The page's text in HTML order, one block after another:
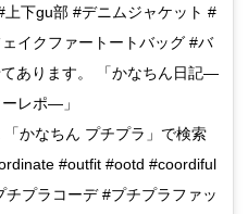
下gu部 #デニムジャケット #
イクファートートバッグ #バ
あります。 「かなちん日記―
レポ―」
かなちん プチプラ」で検索
#outfit #ootd #coordiful
プラコーデ #プチプラファッ